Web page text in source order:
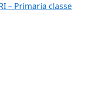
– Primaria classe